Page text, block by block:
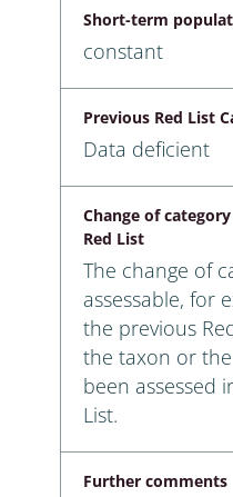
Short-term
constant
Previous Red List
Data deficient
Change of
Red List
The change of
assessable, for
the previous
the taxon or
been assessed
List.
Further comments